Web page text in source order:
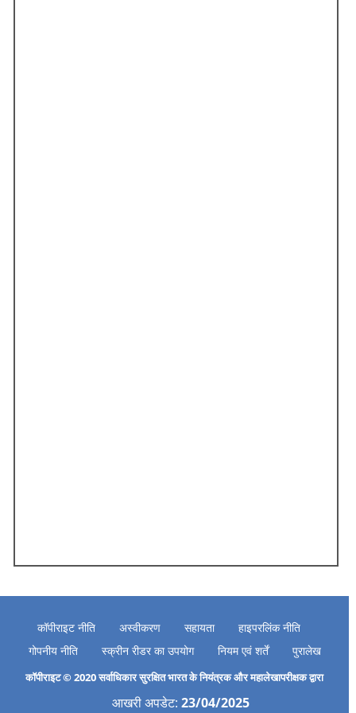
कॉपीराइट नीति अस्वीकरण सहायता
हाइपरलिंक नीति
गोपनीय नीति
स्क्रीन रीडर का उपयोग नियम एवं शर्तें पुरालेख
कॉपीराइट © 2020 सर्वाधिकार सुरक्षित भारत के नियंत्रक और महालेखापरीक्षक द्वारा
आखरी अपडेट: 23/04/2025